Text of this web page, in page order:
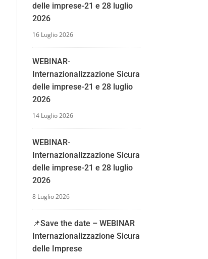
delle imprese-21 e 28 luglio
2026
16 Luglio 2026
WEBINAR-
Internazionalizzazione Sicura
delle imprese-21 e 28 luglio
2026
14 Luglio 2026
WEBINAR-
Internazionalizzazione Sicura
delle imprese-21 e 28 luglio
2026
8 Luglio 2026
📌Save the date – WEBINAR
Internazionalizzazione Sicura
delle Imprese